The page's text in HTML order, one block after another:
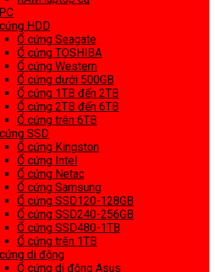
HDD
Ổ cứng Seagate
Ổ cứng TOSHIBA
Ổ cứng Western
Ổ cứng dưới 500GB
Ổ cứng 1TB đến 2TB
Ổ cứng 2TB đến 6TB
Ổ cứng trên 6TB
SSD
Ổ cứng Kingston
Ổ cứng Intel
Ổ cứng Netac
Ổ cứng Samsung
Ổ cứng SSD120-128GB
Ổ cứng SSD240-256GB
Ổ cứng SSD480-1TB
Ổ cứng trên 1TB
di động
Ổ cứng di động Asus